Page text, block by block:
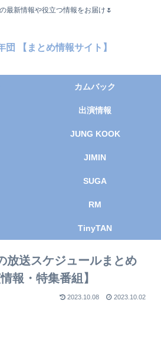
最新情報や役立つ情報をお届け🌷
団 【まとめ情報サイト】
カムバック
出演情報
JUNG KOOK
JIMIN
SUGA
RM
TinyTAN
放送スケジュールまとめ
報・特集番組】
2023.10.08 2023.10.02